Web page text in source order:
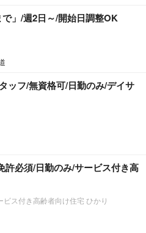
」/週2日～/開始日調整OK
ッフ/無資格可/日勤のみ/デイサ
許必須/日勤のみ/サービス付き高
ス付き高齢者向け住宅 ひかり